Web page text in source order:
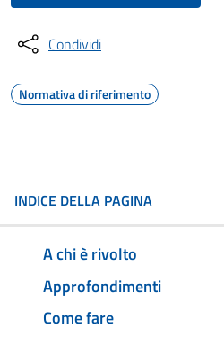
Condividi
Normativa di riferimento
INDICE DELLA PAGINA
A chi è rivolto
Approfondimenti
Come fare